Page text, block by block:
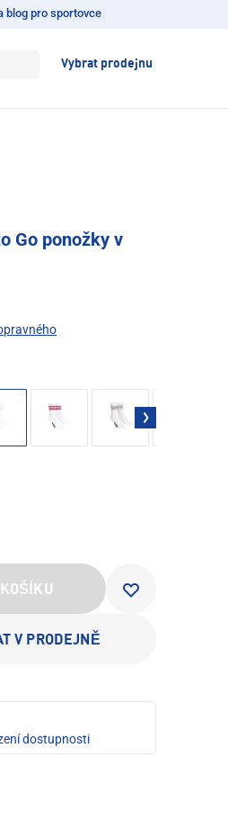
blog pro sportovce
Vybrat prodejnu
Go ponožky v
V PRODEJNĚ
dostupnosti